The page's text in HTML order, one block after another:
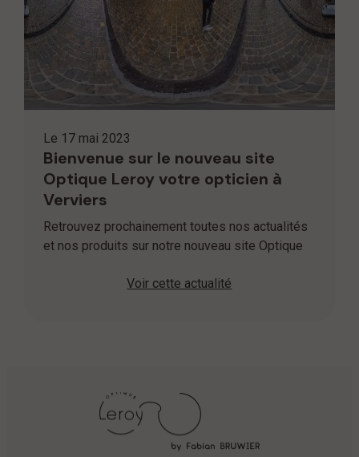
Le 17 mai 2023
Bienvenue sur le nouveau site
Optique Leroy votre opticien à
Verviers
Retrouvez prochainement toutes nos actualités
et nos produits sur notre nouveau site Optique
vue Homme-femme et enfants Lunette de soleil
Voir cette actualité